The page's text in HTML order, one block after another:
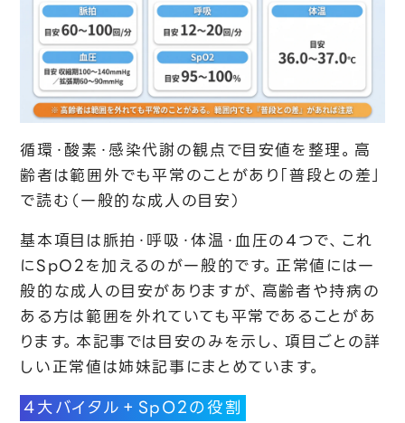
循環・酸素・感染代謝の観点で目安値を整理。高
齢者は範囲外でも平常のことがあり「普段との差」
で読む（一般的な成人の目安）
基本項目は脈拍・呼吸・体温・血圧の4つで、これ
にSpO2を加えるのが一般的です。正常値には一
般的な成人の目安がありますが、高齢者や持病の
ある方は範囲を外れていても平常であることがあ
ります。本記事では目安のみを示し、項目ごとの詳
しい正常値は姉妹記事にまとめています。
4大バイタル＋SpO2の役割